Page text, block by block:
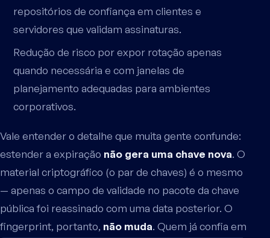
repositórios de confiança em clientes e
servidores que validam assinaturas.
Redução de risco por expor rotação apenas
quando necessária e com janelas de
planejamento adequadas para ambientes
corporativos.
Vale entender o detalhe que muita gente confunde:
estender a expiração não gera uma chave nova. O
material criptográfico (o par de chaves) é o mesmo
— apenas o campo de validade no pacote da chave
pública foi reassinado com uma data posterior. O
fingerprint, portanto, não muda. Quem já confia em